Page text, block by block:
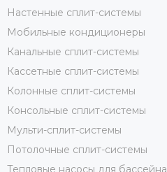
Настенные сплит-системы
Мобильные кондиционеры
Канальные сплит-системы
Кассетные сплит-системы
Колонные сплит-системы
Консольные сплит-системы
Мульти-сплит-системы
Потолочные сплит-системы
Тепловые насосы для бассейна